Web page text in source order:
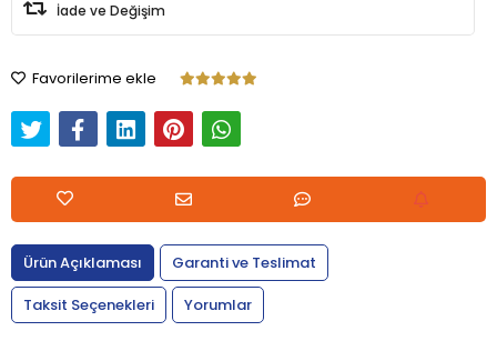
İade ve Değişim
Favorilerime ekle
Ürün Açıklaması
Garanti ve Teslimat
Taksit Seçenekleri
Yorumlar